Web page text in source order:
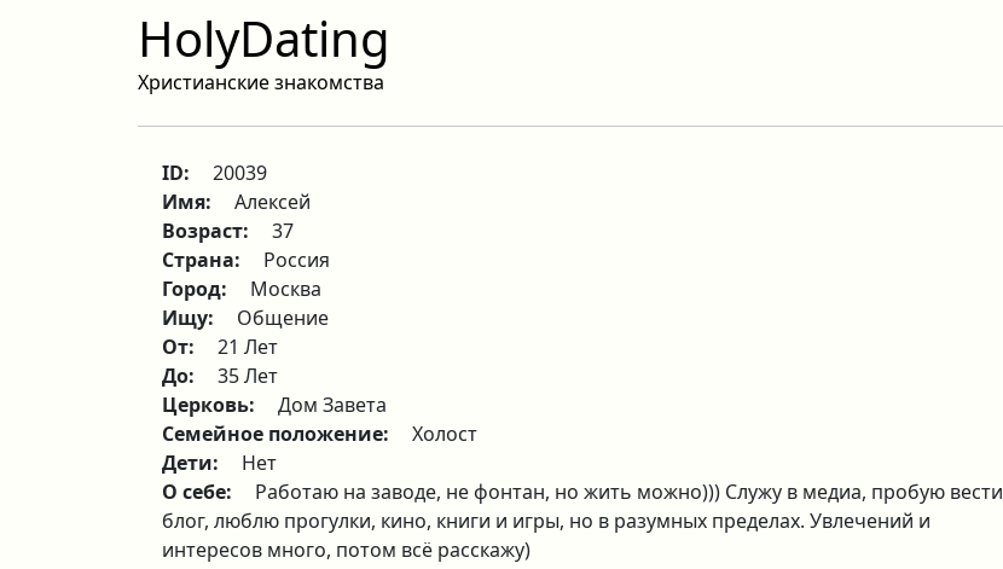
HolyDating
Христианские знакомства
ID:
20039
Имя:
Алексей
Возраст:
37
Страна:
Россия
Город:
Москва
Ищу:
Общение
От:
21 Лет
До:
35 Лет
Церковь:
Дом Завета
Семейное положение:
Холост
Дети:
Нет
О себе:
Работаю на заводе, не фонтан, но жить можно))) Служу в медиа, пробую вести
блог, люблю прогулки, кино, книги и игры, но в разумных пределах. Увлечений и
интересов много, потом всё расскажу)